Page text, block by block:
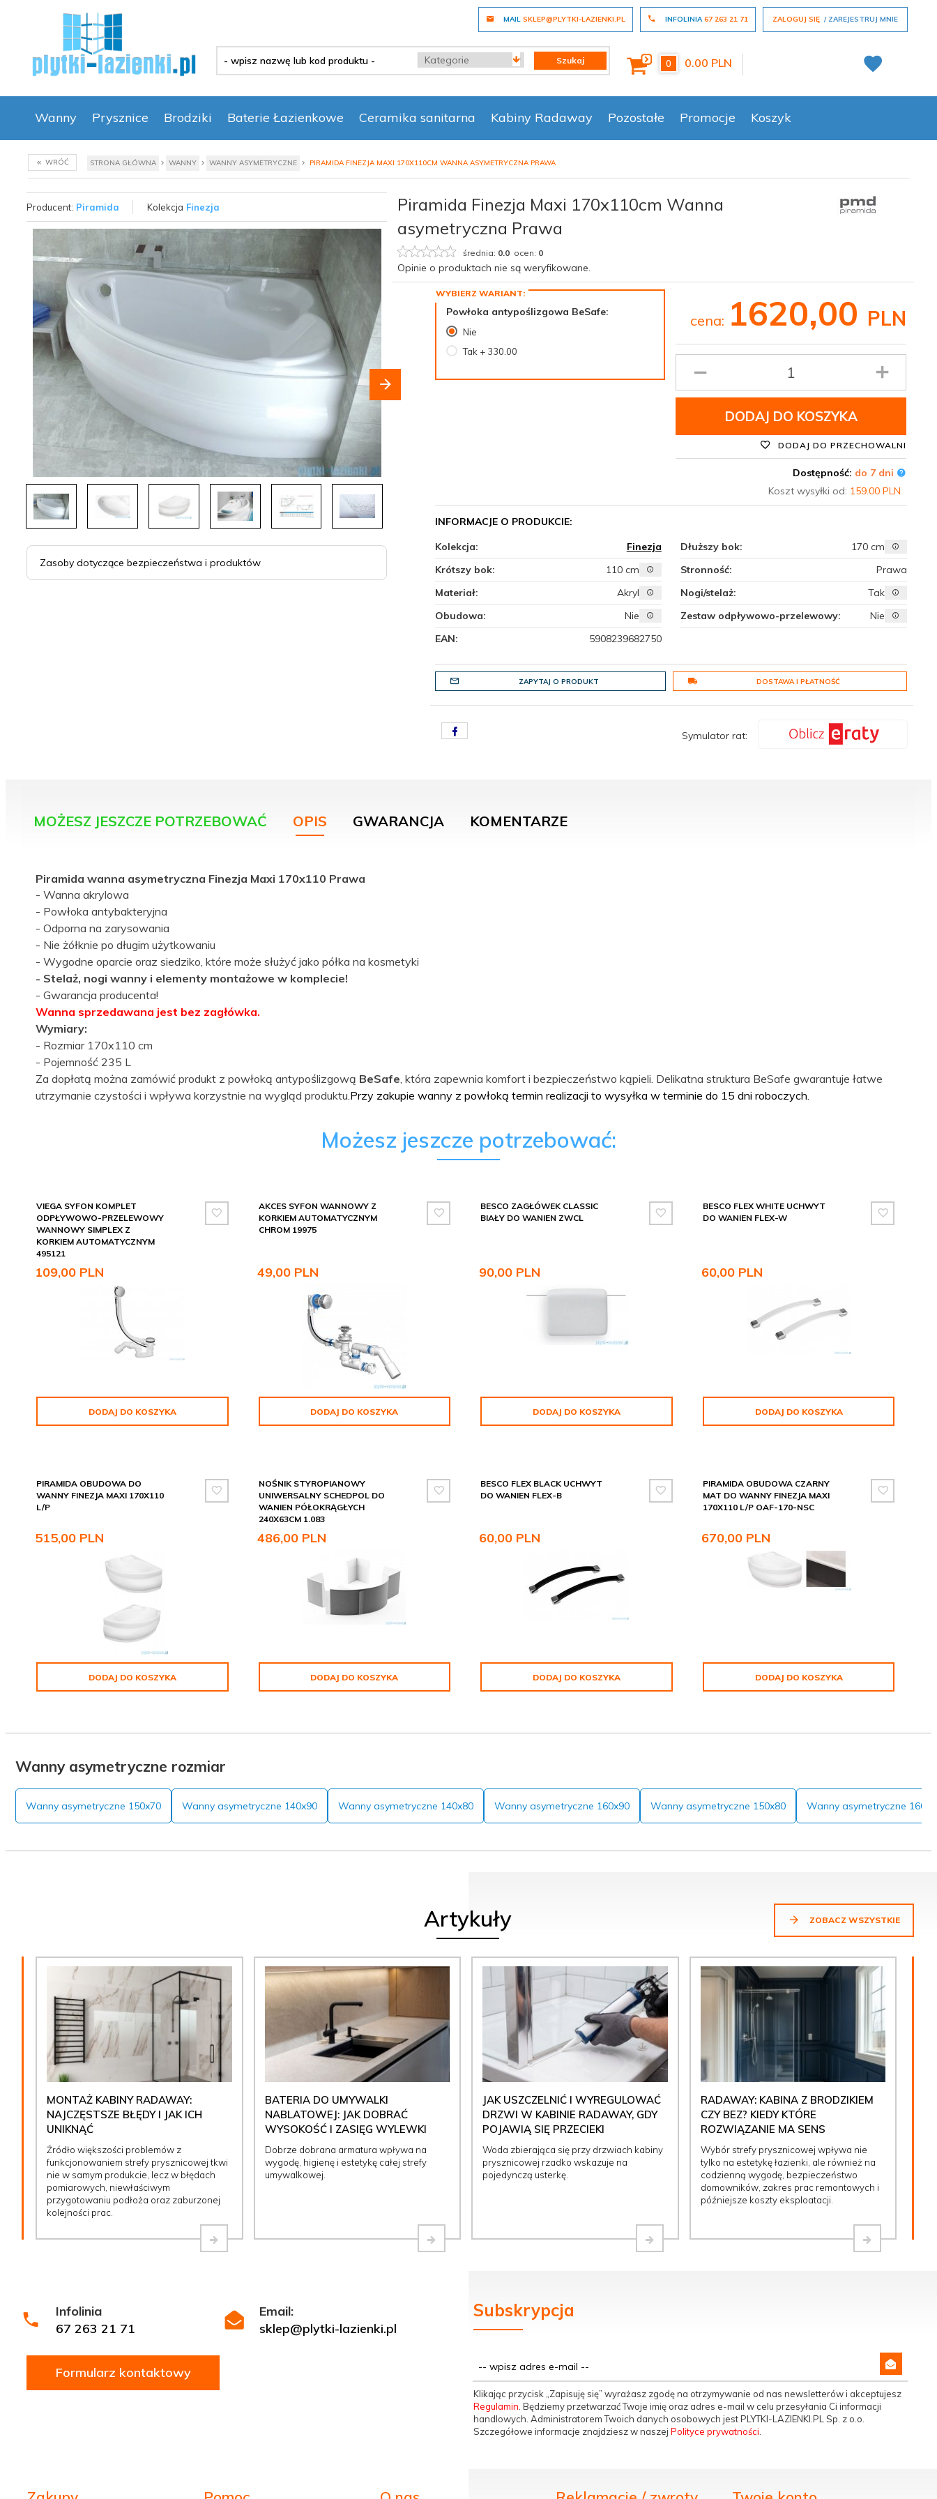
MAIL SKLEP@PLYTKI-LAZIENKI.PL INFOLINIA67 263 21 71 ZALOGUJ SIĘ ZAREJESTRUJ MNIE
wpisz
lub
kod
produktu
-
categories_searcher Szukaj 0 0.00 PLN
Wanny Prysznice Brodziki Baterie Łazienkowe Ceramika sanitarna Kabiny Radaway Pozostałe Promocje Koszyk
WRÓĆ STRONA GŁÓWNA WANNY WANNY ASYMETRYCZNE PIRAMIDA FINEZJA MAXI 170X110CM WANNA ASYMETRYCZNA PRAWA
Producent: Piramida Kolekcja Finezja
Zasoby dotyczące bezpieczeństwa i produktów
Piramida Finezja Maxi 170x110cm Wanna
asymetryczna Prawa
średnia: 0.0 ocen: 0
Opinie o produktach nie są weryfikowane.
Powłoka antypoślizgowa BeSafe:
Nie
Tak + 330.00
cena: 1620,00 PLN
produktu
DODAJ DO KOSZYKA
DODAJ DO PRZECHOWALNI
Dostępność: do 7 dni
Koszt wysyłki od: 159.00 PLN
INFORMACJE O PRODUKCIE:
Kolekcja:
Finezja Dłuższy bok:
170 cm
Krótszy bok:
110 cm Stronność:
Prawa
Materiał:
Akryl Nogi/stelaż:
Tak
Obudowa:
Nie Zestaw odpływowo-przelewowy:
Nie
EAN:
5908239682750
ZAPYTAJ O PRODUKT DOSTAWA I PŁATNOŚĆ
Symulator rat:
MOŻESZ JESZCZE POTRZEBOWAĆ OPIS GWARANCJA KOMENTARZE
Piramida wanna asymetryczna Finezja Maxi 170x110 Prawa
- Wanna akrylowa
- Powłoka antybakteryjna
- Odporna na zarysowania
- Nie żółknie po długim użytkowaniu
- Wygodne oparcie oraz siedziko, które może służyć jako półka na kosmetyki
- Stelaż, nogi wanny i elementy montażowe w komplecie!
- Gwarancja producenta!
Wanna sprzedawana jest bez zagłówka.
Wymiary:
- Rozmiar 170x110 cm
- Pojemność 235 L
Za dopłatą można zamówić produkt z powłoką antypoślizgową BeSafe, która zapewnia komfort i bezpieczeństwo kąpieli. Delikatna struktura BeSafe gwarantuje łatwe
utrzymanie czystości i wpływa korzystnie na wygląd produktu.Przy zakupie wanny z powłoką termin realizacji to wysyłka w terminie do 15 dni roboczych.
Możesz jeszcze potrzebować:
VIEGA SYFON KOMPLET
ODPŁYWOWO-PRZELEWOWY
WANNOWY SIMPLEX Z
KORKIEM AUTOMATYCZNYM
495121
109,00 PLN
DODAJ DO KOSZYKA
AKCES SYFON WANNOWY Z
KORKIEM AUTOMATYCZNYM
CHROM 19975
49,00 PLN
DODAJ DO KOSZYKA
BESCO ZAGŁÓWEK CLASSIC
BIAŁY DO WANIEN ZWCL
90,00 PLN
DODAJ DO KOSZYKA
BESCO FLEX WHITE UCHWYT
DO WANIEN FLEX-W
60,00 PLN
DODAJ DO KOSZYKA
PIRAMIDA OBUDOWA DO
WANNY FINEZJA MAXI 170X110
L/P
515,00 PLN
DODAJ DO KOSZYKA
NOŚNIK STYROPIANOWY
UNIWERSALNY SCHEDPOL DO
WANIEN PÓŁOKRĄGŁYCH
240X63CM 1.083
486,00 PLN
DODAJ DO KOSZYKA
BESCO FLEX BLACK UCHWYT
DO WANIEN FLEX-B
60,00 PLN
DODAJ DO KOSZYKA
PIRAMIDA OBUDOWA CZARNY
MAT DO WANNY FINEZJA MAXI
170X110 L/P OAF-170-NSC
670,00 PLN
DODAJ DO KOSZYKA
Wanny asymetryczne rozmiar
Wanny asymetryczne 150x70 Wanny asymetryczne 140x90 Wanny asymetryczne 140x80 Wanny asymetryczne 160x90 Wanny asymetryczne 150x80 Wanny asymetryczne
Artykuły ZOBACZ WSZYSTKIE
MONTAŻ KABINY RADAWAY:
NAJCZĘSTSZE BŁĘDY I JAK ICH
UNIKNĄĆ
Źródło większości problemów z
funkcjonowaniem strefy prysznicowej tkwi
nie w samym produkcie, lecz w błędach
pomiarowych, niewłaściwym
przygotowaniu podłoża oraz zaburzonej
kolejności prac.
BATERIA DO UMYWALKI
NABLATOWEJ: JAK DOBRAĆ
WYSOKOŚĆ I ZASIĘG WYLEWKI
Dobrze dobrana armatura wpływa na
wygodę, higienę i estetykę całej strefy
umywalkowej.
JAK USZCZELNIĆ I WYREGULOWAĆ
DRZWI W KABINIE RADAWAY, GDY
POJAWIĄ SIĘ PRZECIEKI
Woda zbierająca się przy drzwiach kabiny
prysznicowej rzadko wskazuje na
pojedynczą usterkę.
RADAWAY: KABINA Z BRODZIKIEM
CZY BEZ? KIEDY KTÓRE
ROZWIĄZANIE MA SENS
Wybór strefy prysznicowej wpływa nie
tylko na estetykę łazienki, ale również na
codzienną wygodę, bezpieczeństwo
domowników, zakres prac remontowych i
późniejsze koszty eksploatacji.
Infolinia
67 263 21 71
Email:
sklep@plytki-lazienki.pl
Formularz kontaktowy
Subskrypcja
Klikając przycisk „Zapisuję się” wyrażasz zgodę na otrzymywanie od nas newsletterów i akceptujesz
Regulamin. Będziemy przetwarzać Twoje imię oraz adres e-mail w celu przesyłania Ci informacji
handlowych. Administratorem Twoich danych osobowych jest PLYTKI-LAZIENKI.PL Sp. z o.o.
Szczegółowe informacje znajdziesz w naszej Polityce prywatności.